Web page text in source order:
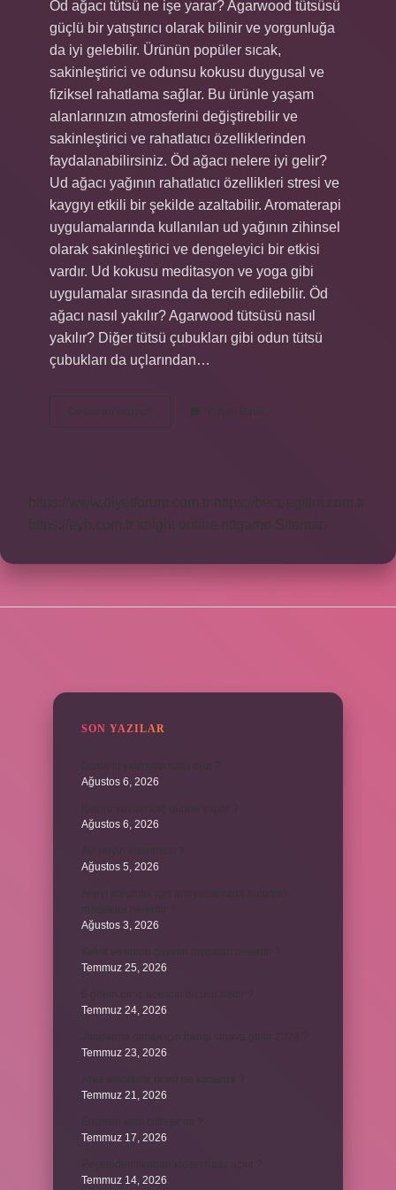
Öd ağacı tütsü ne işe yarar? Agarwood tütsüsü
güçlü bir yatıştırıcı olarak bilinir ve yorgunluğa
da iyi gelebilir. Ürünün popüler sıcak,
sakinleştirici ve odunsu kokusu duygusal ve
fiziksel rahatlama sağlar. Bu ürünle yaşam
alanlarınızın atmosferini değiştirebilir ve
sakinleştirici ve rahatlatıcı özelliklerinden
faydalanabilirsiniz. Öd ağacı nelere iyi gelir?
Ud ağacı yağının rahatlatıcı özellikleri stresi ve
kaygıyı etkili bir şekilde azaltabilir. Aromaterapi
uygulamalarında kullanılan ud yağının zihinsel
olarak sakinleştirici ve dengeleyici bir etkisi
vardır. Ud kokusu meditasyon ve yoga gibi
uygulamalar sırasında da tercih edilebilir. Öd
ağacı nasıl yakılır? Agarwood tütsüsü nasıl
yakılır? Diğer tütsü çubukları gibi odun tütsü
çubukları da uçlarından…
Devamını okuyun
Ağacı
Yorum Bırak
https://www.diyetforum.com.tr
https://heceegitim.com.tr
https://eyh.com.tr
knight online nttgame Sitemap
SON YAZILAR
Ağustos 6, 2026
Ağustos 6, 2026
Ağustos 5, 2026
Ağustos 3, 2026
Temmuz 25, 2026
Temmuz 24, 2026
Temmuz 23, 2026
Temmuz 21, 2026
Temmuz 17, 2026
Temmuz 14, 2026